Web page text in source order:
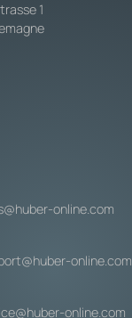
1
online.com
online.com
online.com